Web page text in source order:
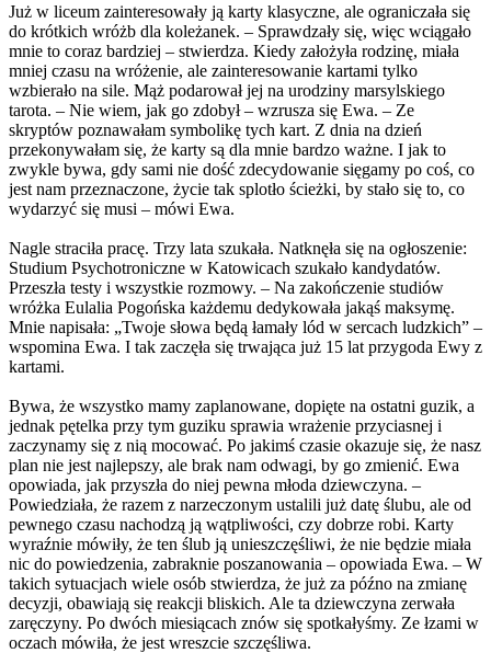
Już w liceum zainteresowały ją karty klasyczne, ale ograniczała się
do krótkich wróżb dla koleżanek. – Sprawdzały się, więc wciągało
mnie to coraz bardziej – stwierdza. Kiedy założyła rodzinę, miała
mniej czasu na wróżenie, ale zainteresowanie kartami tylko
wzbierało na sile. Mąż podarował jej na urodziny marsylskiego
tarota. – Nie wiem, jak go zdobył – wzrusza się Ewa. – Ze
skryptów poznawałam symbolikę tych kart. Z dnia na dzień
przekonywałam się, że karty są dla mnie bardzo ważne. I jak to
zwykle bywa, gdy sami nie dość zdecydowanie sięgamy po coś, co
jest nam przeznaczone, życie tak splotło ścieżki, by stało się to, co
wydarzyć się musi – mówi Ewa.
Nagle straciła pracę. Trzy lata szukała. Natknęła się na ogłoszenie:
Studium Psychotroniczne w Katowicach szukało kandydatów.
Przeszła testy i wszystkie rozmowy. – Na zakończenie studiów
wróżka Eulalia Pogońska każdemu dedykowała jakąś maksymę.
Mnie napisała: „Twoje słowa będą łamały lód w sercach ludzkich” –
wspomina Ewa. I tak zaczęła się trwająca już 15 lat przygoda Ewy z
kartami.
Bywa, że wszystko mamy zaplanowane, dopięte na ostatni guzik, a
jednak pętelka przy tym guziku sprawia wrażenie przyciasnej i
zaczynamy się z nią mocować. Po jakimś czasie okazuje się, że nasz
plan nie jest najlepszy, ale brak nam odwagi, by go zmienić. Ewa
opowiada, jak przyszła do niej pewna młoda dziewczyna. –
Powiedziała, że razem z narzeczonym ustalili już datę ślubu, ale od
pewnego czasu nachodzą ją wątpliwości, czy dobrze robi. Karty
wyraźnie mówiły, że ten ślub ją unieszczęśliwi, że nie będzie miała
nic do powiedzenia, zabraknie poszanowania – opowiada Ewa. – W
takich sytuacjach wiele osób stwierdza, że już za późno na zmianę
decyzji, obawiają się reakcji bliskich. Ale ta dziewczyna zerwała
zaręczyny. Po dwóch miesiącach znów się spotkałyśmy. Ze łzami w
oczach mówiła, że jest wreszcie szczęśliwa.